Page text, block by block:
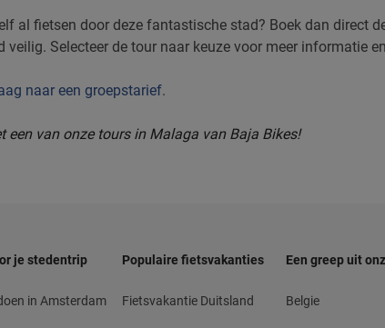
al fietsen door deze fantastische stad? Boek dan direct
veilig. Selecteer de tour naar keuze voor meer informatie
naar een groepstarief.
een van onze tours in Malaga van Baja Bikes!
je stedentrip
in Amsterdam
Populaire fietsvakanties
Fietsvakantie Duitsland
Een greep uit
Belgie